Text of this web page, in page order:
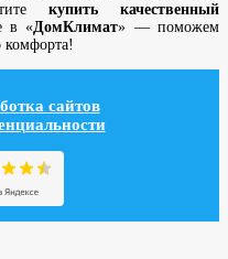
купить качественный
в «ДомКлимат» — поможем
комфорта!
сайтов